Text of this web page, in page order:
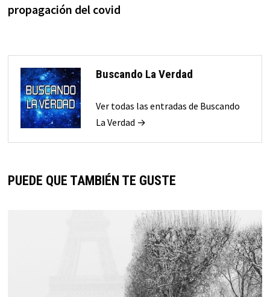
propagación del covid
Buscando La Verdad
Ver todas las entradas de Buscando
La Verdad →
PUEDE QUE TAMBIÉN TE GUSTE